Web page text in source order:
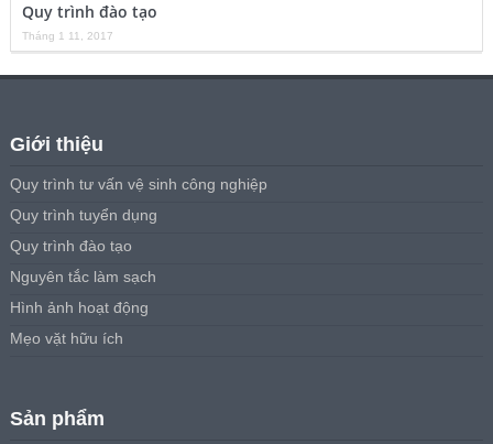
Quy trình đào tạo
Tháng 1 11, 2017
Giới thiệu
Quy trình tư vấn vệ sinh công nghiệp
Quy trình tuyển dụng
Quy trình đào tạo
Nguyên tắc làm sạch
Hình ảnh hoạt động
Mẹo vặt hữu ích
Sản phẩm